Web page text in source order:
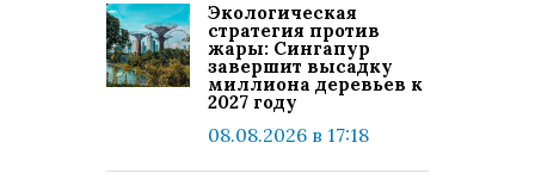
Экологическая
стратегия против
жары: Сингапур
завершит высадку
миллиона деревьев к
2027 году
08.08.2026 в 17:18